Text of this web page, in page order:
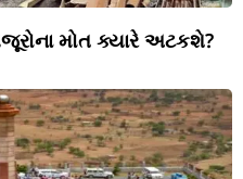
મોત ક્યારે અટકશે?